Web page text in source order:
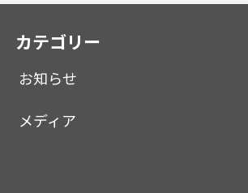
カテゴリー
お知らせ
メディア